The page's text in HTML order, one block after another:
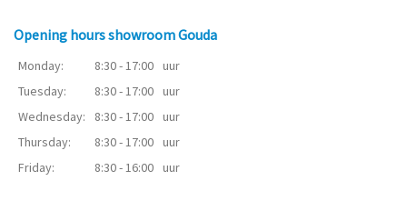
Opening hours showroom Gouda
Monday: 8:30 - 17:00 uur
Tuesday:
8:30 - 17:00 uur
Wednesday:
8:30 - 17:00 uur
Thursday:
8:30 - 17:00 uur
Friday:
8:30 - 16:00 uur